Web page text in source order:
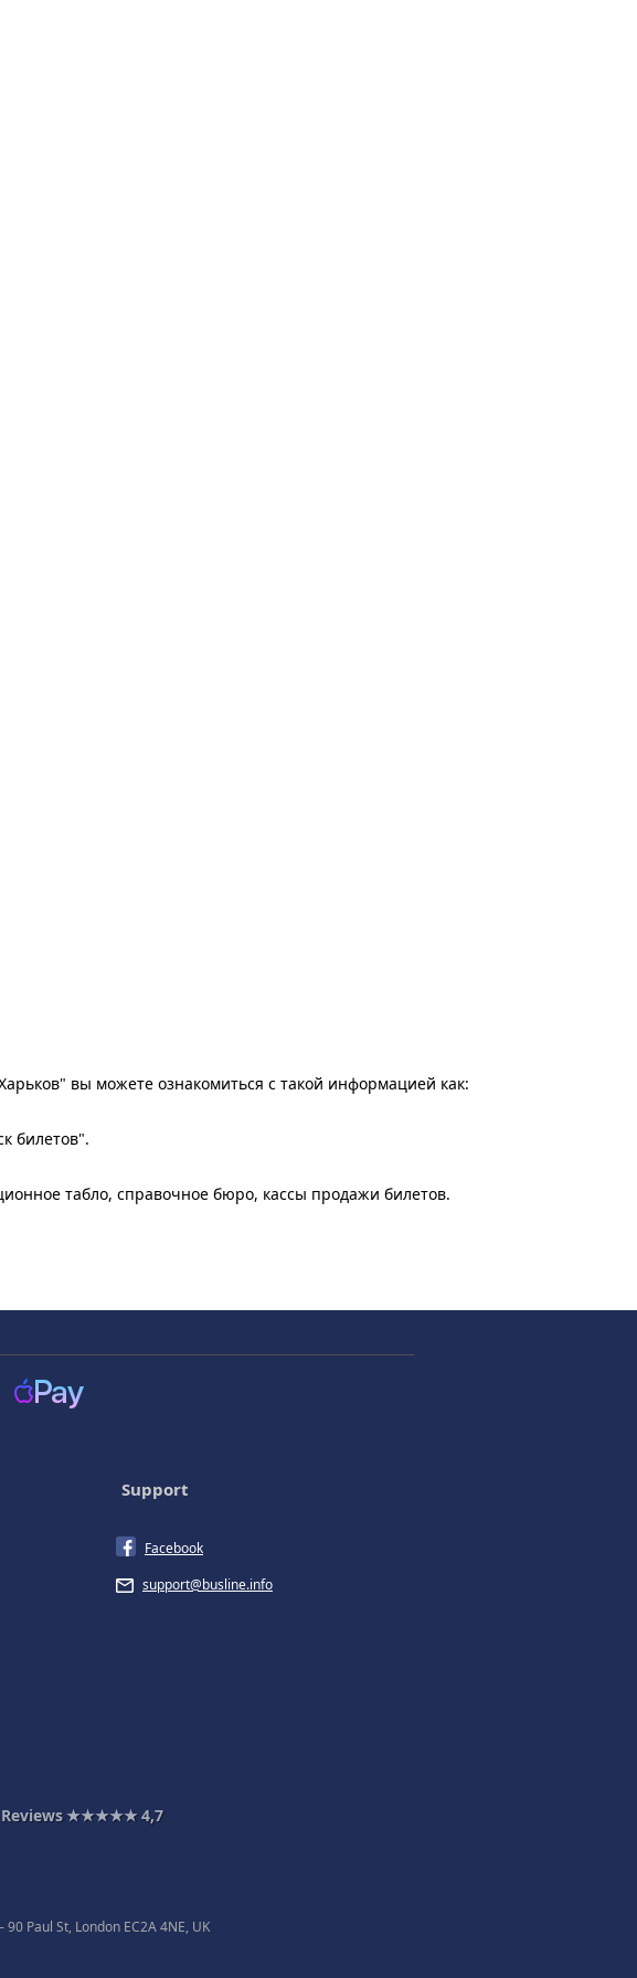
вы можете ознакомиться с такой информацией как:
билетов".
табло, справочное бюро, кассы продажи билетов.
Support
Facebook
support@busline.info
Reviews ★★★★★4,7
Paul St, London EC2A 4NE, UK